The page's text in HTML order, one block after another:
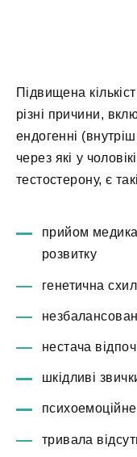
Підвищена
різні причини,
ендогенні
через які у
тестостерону, є
прийом
розвитку
генетична
нестача
шкідливі
тривала